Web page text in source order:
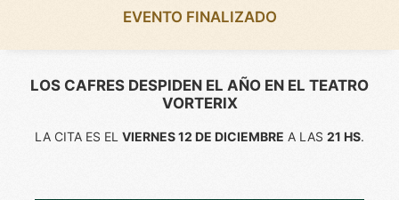
EVENTO FINALIZADO
LOS CAFRES DESPIDEN EL AÑO EN EL TEATRO
VORTERIX
LA CITA ES EL VIERNES 12 DE DICIEMBRE A LAS 21 HS.